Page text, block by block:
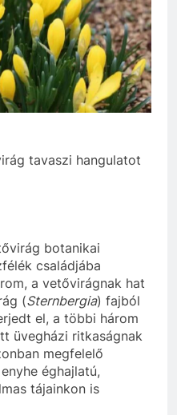
tavaszi hangulatot
botanikai
családjába
a vetővirágnak hat
(Sternbergia) fajból
el, a többi három
üvegházi ritkaságnak
megfelelő
éghajlatú,
tájainkon is